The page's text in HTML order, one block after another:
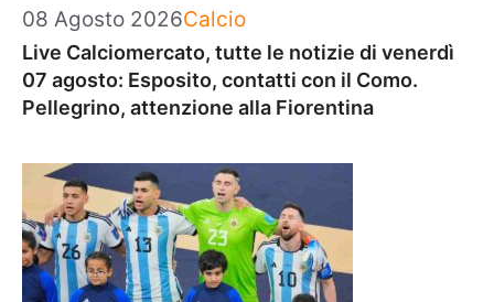
08 Agosto 2026Categorie
Calcio
Live Calciomercato, tutte le notizie di venerdì
07 agosto: Esposito, contatti con il Como.
Pellegrino, attenzione alla Fiorentina